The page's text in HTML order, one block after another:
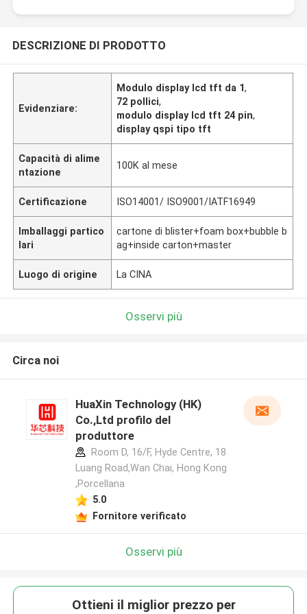
DESCRIZIONE DI PRODOTTO
Evidenziare:
Modulo display lcd tft da 1,
72 pollici,
modulo display lcd tft 24 pin,
display qspi tipo tft
Capacità di alime
ntazione
100K al mese
Certificazione ISO14001/ ISO9001/IATF16949
Imballaggi partico
lari
cartone di blister+foam box+bubble b
ag+inside carton+master
Luogo di origine La CINA
Osservi più
Circa noi
HuaXin Technology (HK)
Co.,Ltd profilo del
produttore
Room D, 16/F, Hyde Centre, 18
Luang Road,Wan Chai, Hong Kong
,Porcellana
5.0
Fornitore verificato
Osservi più
Ottieni il miglior prezzo per